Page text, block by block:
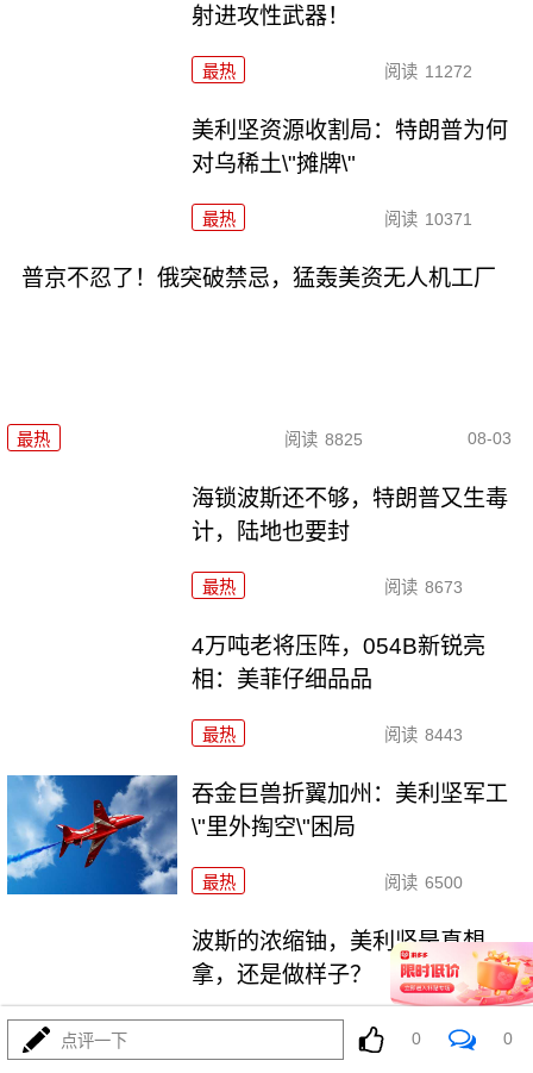
射进攻性武器！
最热 阅读 11272
美利坚资源收割局：特朗普为何
对乌稀土\"摊牌\"
最热 阅读 10371
普京不忍了！俄突破禁忌，猛轰美资无人机工厂
最热 阅读 8825 08-03
海锁波斯还不够，特朗普又生毒
计，陆地也要封
最热 阅读 8673
4万吨老将压阵，054B新锐亮
相：美菲仔细品品
最热 阅读 8443
吞金巨兽折翼加州：美利坚军工
\"里外掏空\"困局
最热 阅读 6500
波斯的浓缩铀，美利坚是真想
拿，还是做样子？
阅读 4443
点评一下 0 0